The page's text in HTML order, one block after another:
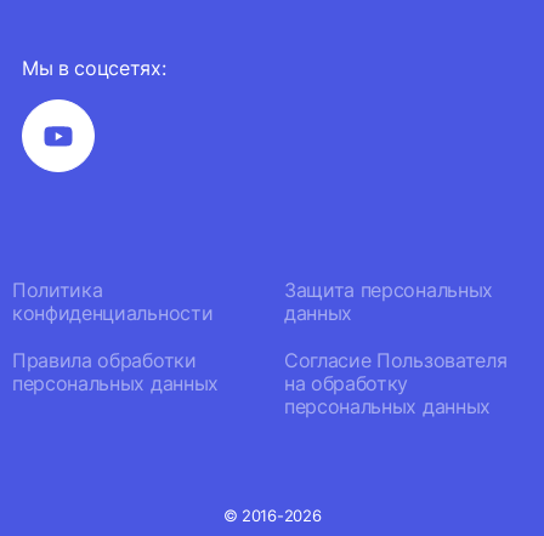
Мы в соцсетях:
Политика
конфиденциальности
Защита персональных
данных
Правила обработки
персональных данных
Согласие Пользователя
на обработку
персональных данных
© 2016-2026